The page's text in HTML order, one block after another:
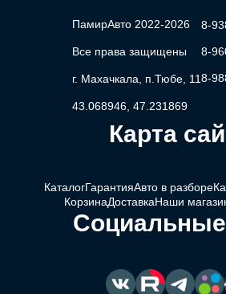
ПамирАвто 2022-2026
Все права защищены
г. Махачкала, п.Тюбе, 11
43.068946, 47.231869
8-
8-
8-
Карта
КаталогГарантияАвто в разборе
КорзинаДоставкаНаши
Социальные